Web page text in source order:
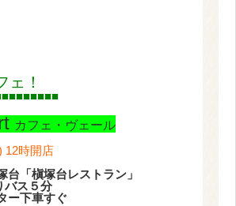
ェ！
カフェ・ヴェール
12時開店
台「槇塚台レストラン」
バス５分
ー下車すぐ